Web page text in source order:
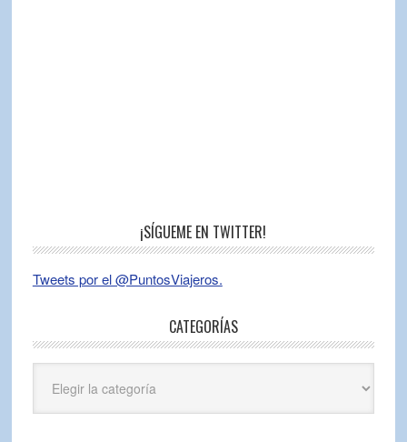
¡SÍGUEME EN TWITTER!
Tweets por el @PuntosViajeros.
CATEGORÍAS